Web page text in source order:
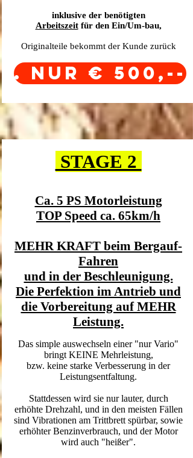
inklusive der benötigten
Arbeitszeitfür den Ein/Um-bau,
Originalteile bekommt der Kunde zurück
. Nur € 500,--
STAGE 2
Ca. 5 PS Motorleistung
TOP Speed ca. 65km/h
MEHR KRAFT beim Bergauf-
Fahren
und in der Beschleunigung.
Die Perfektion im Antrieb und
die Vorbereitung auf MEHR
Leistung.
Das simple auswechseln einer "nur Vario"
bringt KEINE Mehrleistung,
bzw. keine starke Verbesserung in der
Leistungsentfaltung.
Stattdessen wird sie nur lauter, durch
erhöhte Drehzahl, und in den meisten Fällen
sind Vibrationen am Trittbrett spürbar, sowie
erhöhter Benzinverbrauch, und der Motor
wird auch "heißer".